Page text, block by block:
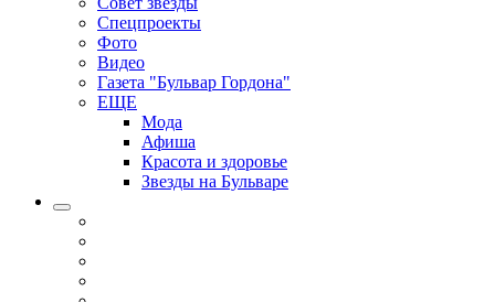
Спецпроекты
Фото
Видео
Газета "Бульвар Гордона"
ЕЩЕ
Мода
Афиша
Красота и здоровье
Звезды на Бульваре